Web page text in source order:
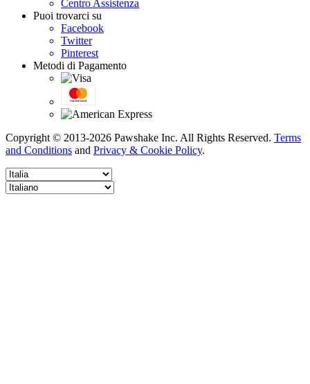
Centro Assistenza
Puoi trovarci su
Facebook
Twitter
Pinterest
Metodi di Pagamento
Copyright © 2013-2026 Pawshake Inc. All Rights Reserved. Terms
and Conditions and Privacy & Cookie Policy.